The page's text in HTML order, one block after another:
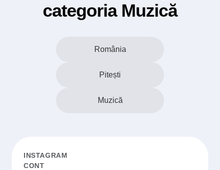
categoria Muzică
România
Pitești
Muzică
INSTAGRAM
CONT